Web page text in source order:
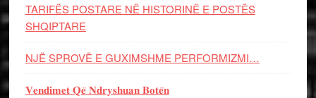
TARIFËS POSTARE NË HISTORINË E POSTËS
SHQIPTARE
NJË SPROVË E GUXIMSHME PERFORMIZMI…
𝐕𝐞𝐧𝐝𝐢𝐦𝐞𝐭 𝐐𝐞̈ 𝐍𝐝𝐫𝐲𝐬𝐡𝐮𝐚𝐧 𝐁𝐨𝐭𝐞̈𝐧